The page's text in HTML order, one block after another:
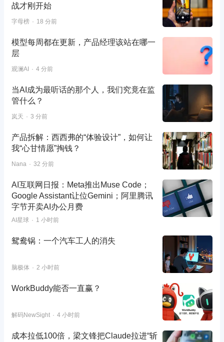
战才刚开始
字母榜 18 分前
模型每周都在更新，产品经理该站在哪一
层
观澜AI 4 分前
当AI成为最听话的那个人，我们究竟在监
管什么？
岚天 3 分前
产品拆解：西西弗的“体验设计”，如何让
我“心甘情愿”掏钱？
Nana 32 分前
AI互联网日报：Meta推出Muse Code；
Google Assistant让位Gemini；阿里腾讯
字节开卖AI办公月费
AI星球 1 小时前
鸳鸯锅：一个汽车工人的消失
脑极体 2 小时前
WorkBuddy能否一直赢？
解码NewSight 4 小时前
成本拉低100倍，梁文锋把Claude拉进“斩